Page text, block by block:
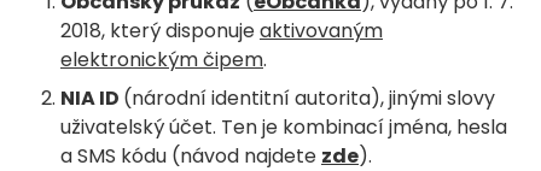
2018, který disponujeaktivovaným
elektronickým čipem.
NIA ID (národní identitní autorita), jinými slovy
uživatelský účet. Ten je kombinací jména, hesla
a SMS kódu (návod najdete zde).